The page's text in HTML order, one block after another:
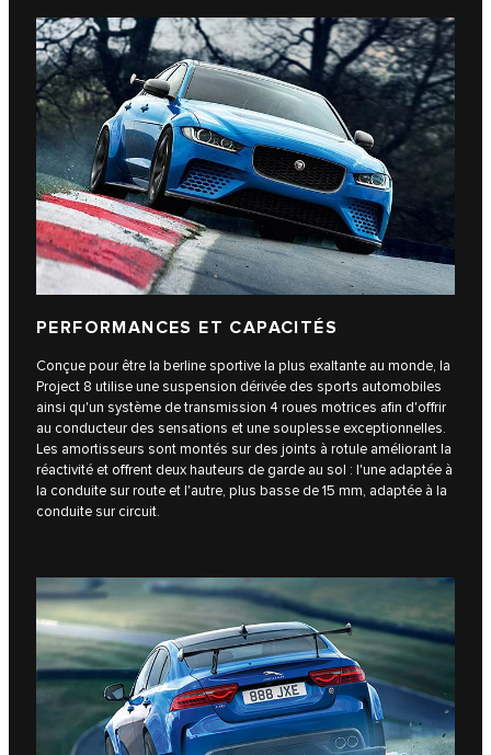
PERFORMANCES ET CAPACITÉS
Conçue pour être la berline sportive la plus exaltante au monde, la
Project 8 utilise une suspension dérivée des sports automobiles
ainsi qu'un système de transmission 4 roues motrices afin d'offrir
au conducteur des sensations et une souplesse exceptionnelles.
Les amortisseurs sont montés sur des joints à rotule améliorant la
réactivité et offrent deux hauteurs de garde au sol : l'une adaptée à
la conduite sur route et l'autre, plus basse de 15 mm, adaptée à la
conduite sur circuit.